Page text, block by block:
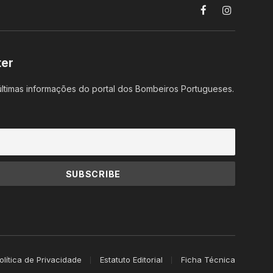
FacebookInstagram
informações do portal dos Bombeiros Portugueses.
de Privacidade Estatuto Editorial Ficha Técnica